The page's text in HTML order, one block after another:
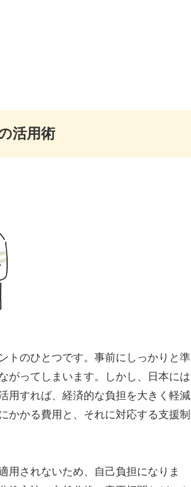
活用術
トのひとつです。事前にしっかりと準
がってしまいます。しかし、日本には
用すれば、経済的な負担を大きく軽減
かかる費用と、それに対応する支援制
用されないため、自己負担になりま